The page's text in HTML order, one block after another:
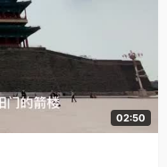
02:50